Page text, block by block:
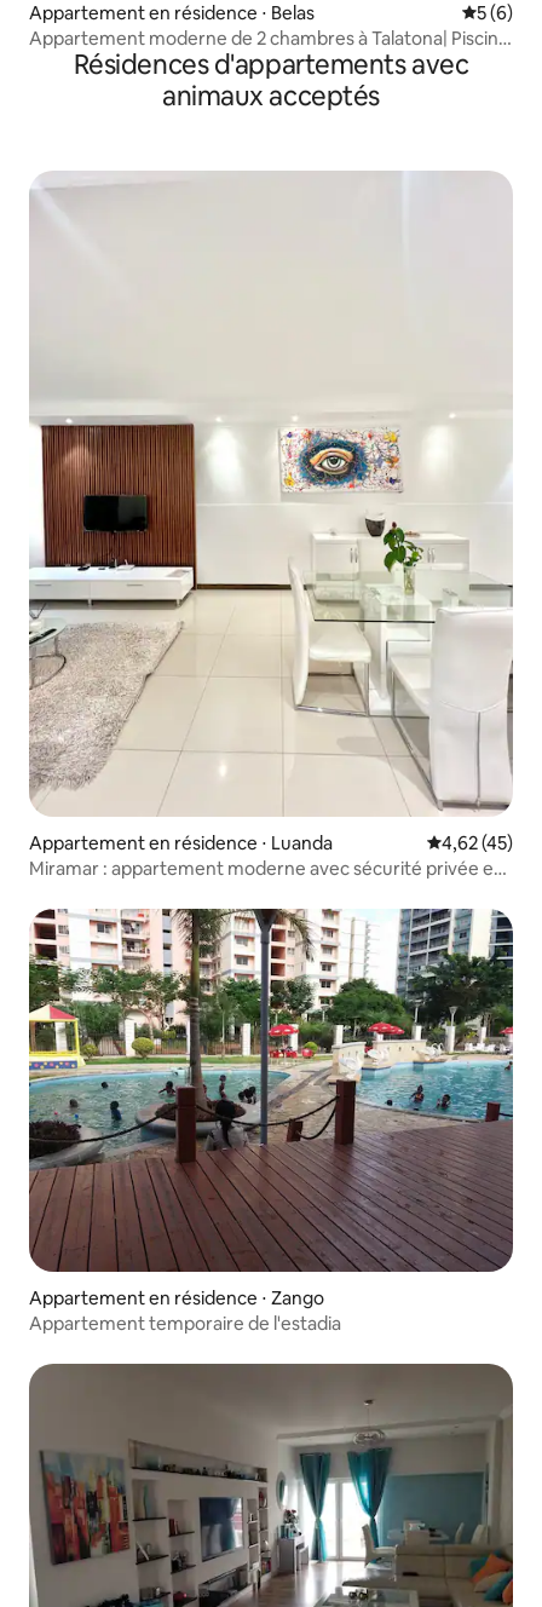
Appartement en résidence ⋅ Belas
5 (6)
Appartement moderne de 2 chambres à Talatona| Piscine
• SécuritéRésidences d'appartements avec
animaux acceptés
Appartement en résidence ⋅ Luanda Évaluation
4,62 (45)
Miramar : appartement moderne avec sécurité privée et
Appartement en résidence ⋅ Zango
Appartement temporaire de l'estadia